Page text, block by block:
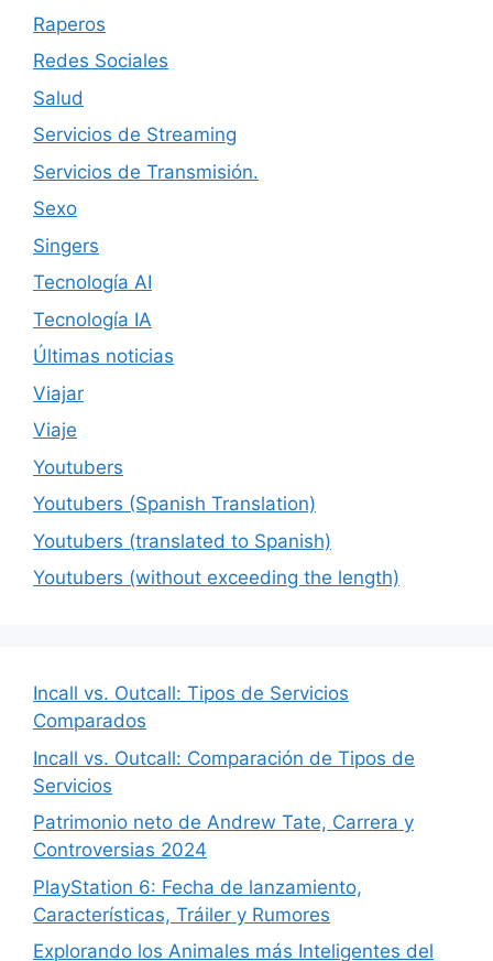
Raperos
Redes Sociales
Salud
Servicios de Streaming
Servicios de Transmisión.
Sexo
Singers
Tecnología AI
Tecnología IA
Últimas noticias
Viajar
Viaje
Youtubers
Youtubers (Spanish Translation)
Youtubers (translated to Spanish)
Youtubers (without exceeding the length)
Incall vs. Outcall: Tipos de Servicios
Comparados
Incall vs. Outcall: Comparación de Tipos de
Servicios
Patrimonio neto de Andrew Tate, Carrera y
Controversias 2024
PlayStation 6: Fecha de lanzamiento,
Características, Tráiler y Rumores
Explorando los Animales más Inteligentes del